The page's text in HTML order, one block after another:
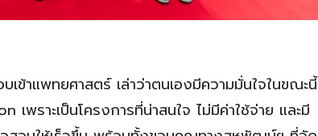
ข้าแพทยศาสตร์ เล่าว่าตนเองมีความมั่นใจในขณะนี้
พราะเป็นโครงการที่น่าสนใจ ไม่มีค่าใช้จ่าย และมี